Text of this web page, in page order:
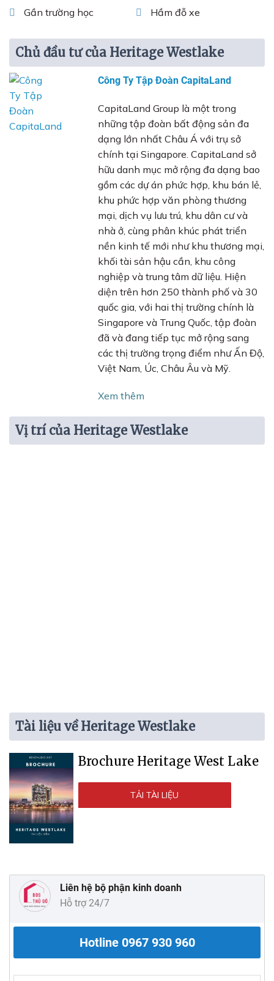
Gần trường học Hầm đỗ xe
Chủ đầu tư của Heritage Westlake
Công Ty Tập Đoàn CapitaLand
CapitaLand Group là một trong
những tập đoàn bất động sản đa
dạng lớn nhất Châu Á với trụ sở
chính tại Singapore. CapitaLand sở
hữu danh mục mở rộng đa dạng bao
gồm các dự án phức hợp, khu bán lẻ,
khu phức hợp văn phòng thương
mại, dịch vụ lưu trú, khu dân cư và
nhà ở, cùng phân khúc phát triển
nền kinh tế mới như khu thương mại,
khối tài sản hậu cần, khu công
nghiệp và trung tâm dữ liệu. Hiện
diện trên hơn 250 thành phố và 30
quốc gia, với hai thị trường chính là
Singapore và Trung Quốc, tập đoàn
đã và đang tiếp tục mở rộng sang
các thị trường trọng điểm như Ấn Độ,
Việt Nam, Úc, Châu Âu và Mỹ.
Xem thêm
Vị trí của Heritage Westlake
Tài liệu về Heritage Westlake
Brochure Heritage West Lake
TẢI TÀI LIỆU
Liên hệ bộ phận kinh doanh
Hỗ trợ 24/7
Hotline 0967 930 960